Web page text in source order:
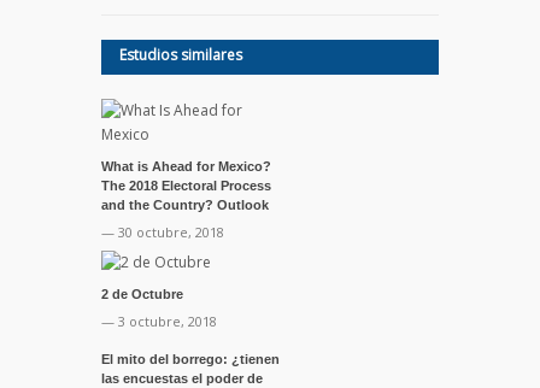
Estudios similares
What is Ahead for Mexico?
The 2018 Electoral Process
and the Country? Outlook
— 30 octubre, 2018
2 de Octubre
— 3 octubre, 2018
El mito del borrego: ¿tienen
las encuestas el poder de